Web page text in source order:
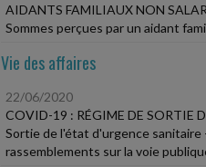
AIDANTS FAMILIAUX NON
Sommes perçues par un aidant
Vie des affaires
22/06/2020
COVID-19 : RÉGIME DE SORTIE
Sortie de l'état d'urgence
rassemblements sur la voie